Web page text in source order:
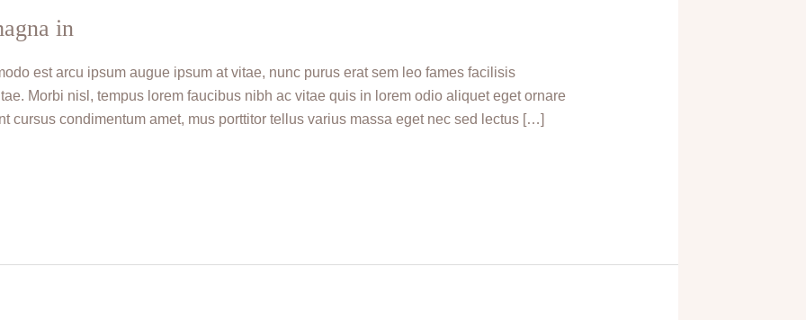
in
est arcu ipsum augue ipsum at vitae, nunc purus erat sem leo fames facilisis
Morbi nisl, tempus lorem faucibus nibh ac vitae quis in lorem odio aliquet eget ornare
cursus condimentum amet, mus porttitor tellus varius massa eget nec sed lectus […]